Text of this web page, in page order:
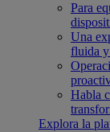
Para
Una
fluida
Habla
Explora la